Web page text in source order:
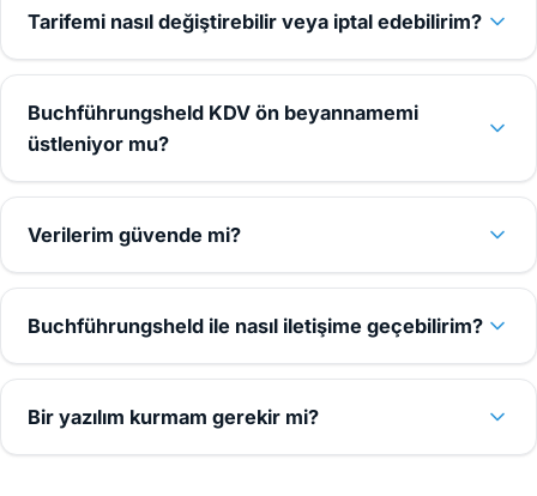
Tarifemi nasıl değiştirebilir veya iptal edebilirim?
Buchführungsheld KDV ön beyannamemi
üstleniyor mu?
Verilerim güvende mi?
Buchführungsheld ile nasıl iletişime geçebilirim?
Bir yazılım kurmam gerekir mi?